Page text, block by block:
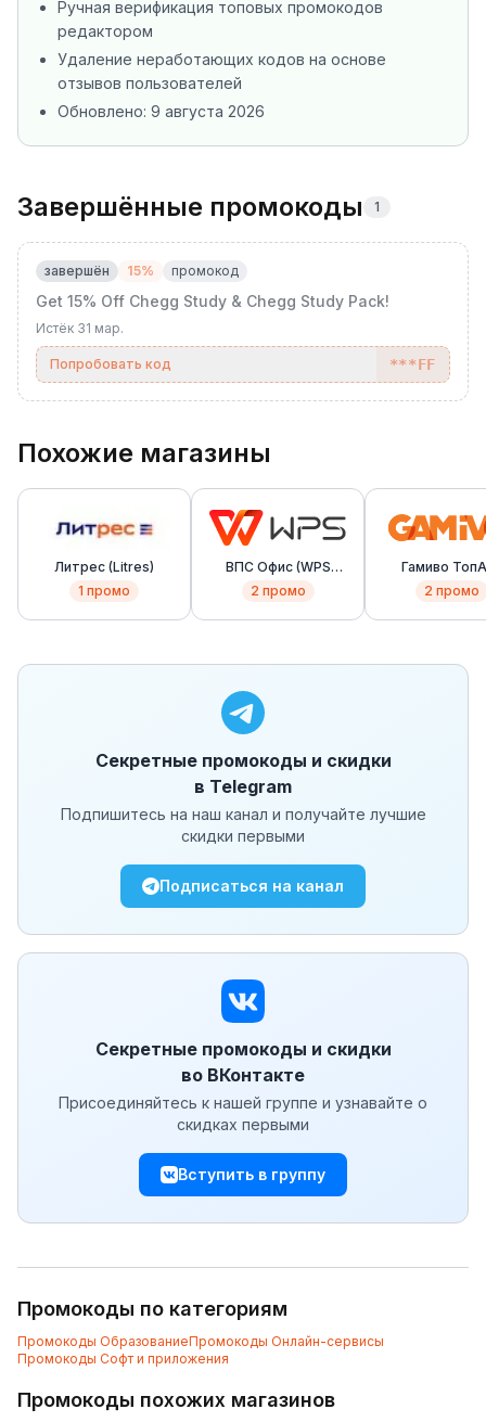
Ручная верификация топовых промокодов
редактором
Удаление неработающих кодов на основе
отзывов пользователей
Обновлено: 9 августа 2026
Завершённые промокоды 1
завершён 15% промокод
Get 15% Off Chegg Study & Chegg Study Pack!
Истёк 31 мар.
Попробовать код ***FF
Похожие магазины
Литрес (Litres)
1 промо
ВПС Офис (WPS
Office)
2 промо
Гамиво
(Gamivo
2 промо
Секретные промокоды и скидки
в Telegram
Подпишитесь на наш канал и получайте лучшие
скидки первыми
Подписаться на канал
Секретные промокоды и скидки
во ВКонтакте
Присоединяйтесь к нашей группе и узнавайте о
скидках первыми
Вступить в группу
Промокоды по категориям
Промокоды ОбразованиеПромокоды Онлайн-сервисы
Промокоды Софт и приложения
Промокоды похожих магазинов